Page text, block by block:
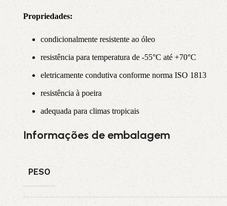
Propriedades:
condicionalmente resistente ao óleo
resistência para temperatura de -55°C até +70°C
eletricamente condutiva conforme norma ISO 1813
resistência à poeira
adequada para climas tropicais
Informações de embalagem
PESO